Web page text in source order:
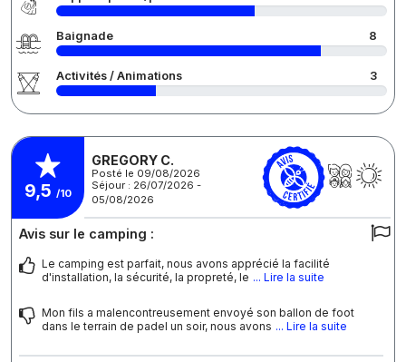
Baignade 8
Activités / Animations 3
9,5 /10
GREGORY C.
Posté le 09/08/2026
Séjour : 26/07/2026 -
05/08/2026
Avis sur le camping :
Le camping est parfait, nous avons apprécié la facilité
d'installation, la sécurité, la propreté, le ... Lire la suite
Mon fils a malencontreusement envoyé son ballon de foot
dans le terrain de padel un soir, nous avons ... Lire la suite